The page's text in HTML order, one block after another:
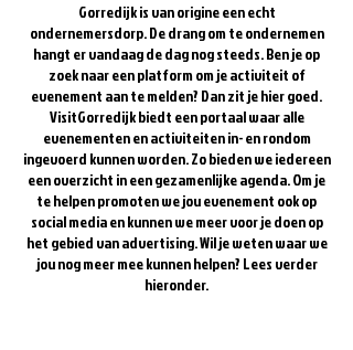
Gorredijk is van origine een echt
ondernemersdorp. De drang om te ondernemen
hangt er vandaag de dag nog steeds. Ben je op
zoek naar een platform om je activiteit of
evenement aan te melden? Dan zit je hier goed.
VisitGorredijk biedt een portaal waar alle
evenementen en activiteiten in- en rondom
ingevoerd kunnen worden. Zo bieden we iedereen
een overzicht in een gezamenlijke agenda. Om je
te helpen promoten we jou evenement ook op
social media en kunnen we meer voor je doen op
het gebied van advertising. Wil je weten waar we
jou nog meer mee kunnen helpen? Lees verder
hieronder.